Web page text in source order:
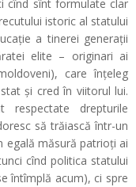
cînd sînt formulate clar
istoric al statului
a tinerei generații
elite – originari ai
care înțeleg
și cred în viitorul lui.
drepturile
să trăiască într-un
egală măsură patrioți ai
cînd politica statului
întîmplă acum), ci spre